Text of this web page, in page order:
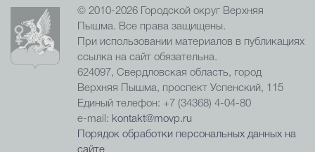
© 2010-2026 Городской округ Верхняя
Пышма. Все права защищены.
При использовании материалов в публикациях
ссылка на сайт обязательна.
624097, Свердловская область, город
Верхняя Пышма, проспект Успенский, 115
Единый телефон: +7 (34368) 4-04-80
e-mail: kontakt@movp.ru
Порядок обработки персональных данных на
сайте